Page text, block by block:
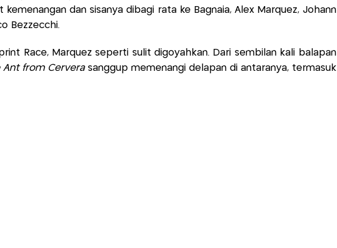
dan sisanya dibagi rata ke Bagnaia, Alex Marquez, Johann
Bezzecchi.
Race, Marquez seperti sulit digoyahkan. Dari sembilan kali balapan
Ant from Cerverasanggup memenangi delapan di antaranya, termasuk